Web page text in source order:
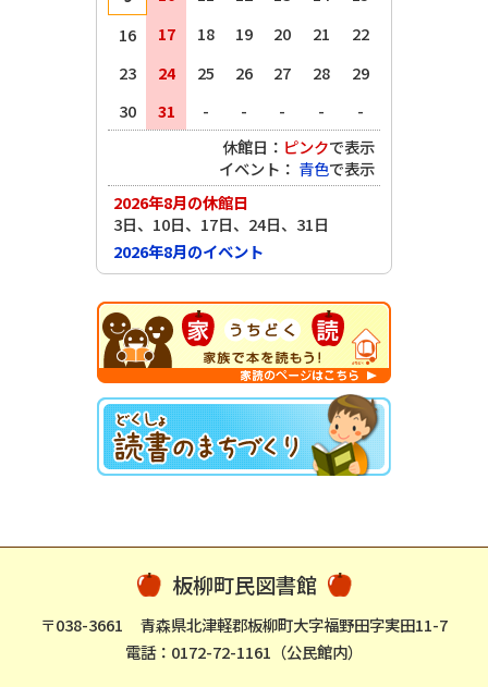
16
17 18 19 20 21
22
23
24 25 26 27 28
29
30
31 - - - -
-
休館日： ピンクで表示
イベント： 青色で表示
2026年8月の休館日
3日、10日、17日、24日、31日
2026年8月のイベント
板柳町民図書館
〒038-3661
青森県北津軽郡板柳町大字福野田字実田11-7
電話：0172-72-1161（公民館内）